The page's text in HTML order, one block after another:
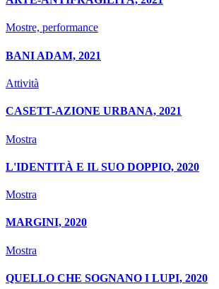
Mostre, performance
BANI ADAM, 2021
Attività
CASETT-AZIONE URBANA, 2021
Mostra
L'IDENTITÀ E IL SUO DOPPIO, 2020
Mostra
MARGINI, 2020
Mostra
QUELLO CHE SOGNANO I LUPI, 2020